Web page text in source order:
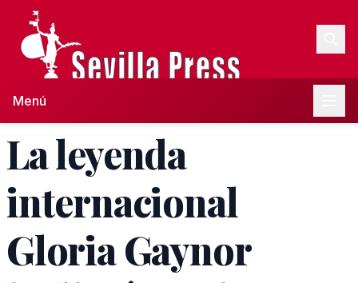
Menú
La leyenda
internacional
Gloria Gaynor